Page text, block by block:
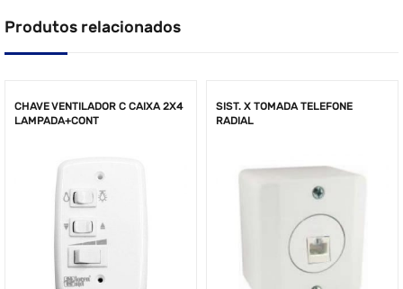
Produtos relacionados
CHAVE VENTILADOR C CAIXA 2X4
LAMPADA+CONT
SIST. X TOMADA TELEFONE
RADIAL